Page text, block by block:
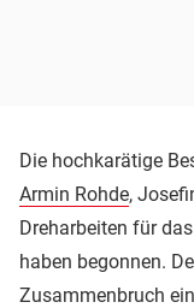
Die hochkarätige
Armin Rohde,
Dreharbeiten für
haben begonnen.
Zusammenbruch